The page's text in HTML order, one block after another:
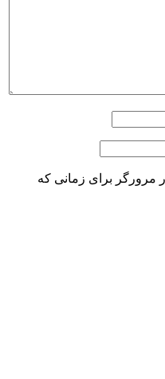
مرورگر برای زمانی که